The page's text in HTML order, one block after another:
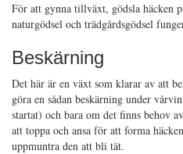
För att gynna tillväxt, gödsla häcken
naturgödsel och trädgårdsgödsel
Beskärning
Det här är en växt som klarar av att
göra en sådan beskärning under
startat) och bara om det finns behov
att toppa och ansa för att forma
uppmuntra den att bli tät.